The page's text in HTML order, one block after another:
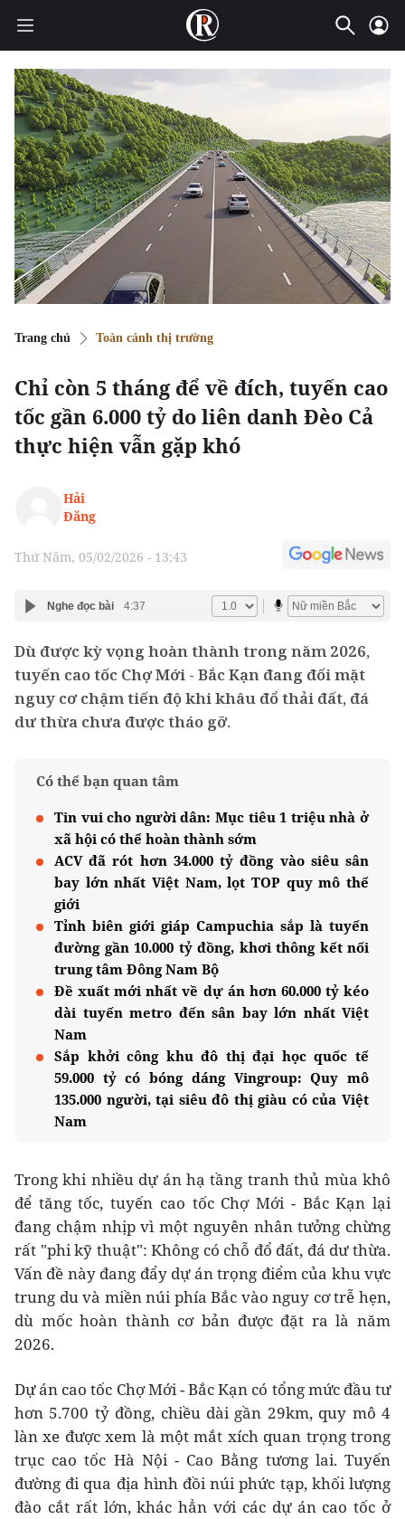
Trang chủ Toàn cảnh thị trường
Chỉ còn 5 tháng để về đích, tuyến cao
tốc gần 6.000 tỷ do liên danh Đèo Cả
thực hiện vẫn gặp khó
Hải
Đăng
Thứ Năm, 05/02/2026 - 13:43
Nghe đọc bài 4:37
Dù được kỳ vọng hoàn thành trong năm 2026,
tuyến cao tốc Chợ Mới - Bắc Kạn đang đối mặt
nguy cơ chậm tiến độ khi khâu đổ thải đất, đá
dư thừa chưa được tháo gỡ.
Có thể bạn quan tâm
Tin vui cho người dân: Mục tiêu 1 triệu nhà ở
xã hội có thể hoàn thành sớm
ACV đã rót hơn 34.000 tỷ đồng vào siêu sân
bay lớn nhất Việt Nam, lọt TOP quy mô thế
giới
Tỉnh biên giới giáp Campuchia sắp là tuyến
đường gần 10.000 tỷ đồng, khơi thông kết nối
trung tâm Đông Nam Bộ
Đề xuất mới nhất về dự án hơn 60.000 tỷ kéo
dài tuyến metro đến sân bay lớn nhất Việt
Nam
Sắp khởi công khu đô thị đại học quốc tế
59.000 tỷ có bóng dáng Vingroup: Quy mô
135.000 người, tại siêu đô thị giàu có của Việt
Nam
Trong khi nhiều dự án hạ tầng tranh thủ mùa khô
để tăng tốc, tuyến cao tốc Chợ Mới - Bắc Kạn lại
đang chậm nhịp vì một nguyên nhân tưởng chừng
rất "phi kỹ thuật": Không có chỗ đổ đất, đá dư thừa.
Vấn đề này đang đẩy dự án trọng điểm của khu vực
trung du và miền núi phía Bắc vào nguy cơ trễ hẹn,
dù mốc hoàn thành cơ bản được đặt ra là năm
2026.
Dự án cao tốc Chợ Mới - Bắc Kạn có tổng mức đầu tư
hơn 5.700 tỷ đồng, chiều dài gần 29km, quy mô 4
làn xe được xem là một mắt xích quan trọng trong
trục cao tốc Hà Nội - Cao Bằng tương lai. Tuyến
đường đi qua địa hình đồi núi phức tạp, khối lượng
đào cắt rất lớn, khác hẳn với các dự án cao tốc ở